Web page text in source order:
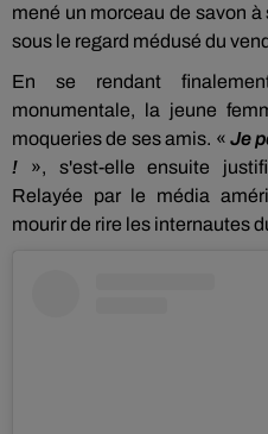
mené un morceau de savon
sous le regard médusé du
En se rendant
monumentale, la jeune
moqueries de ses amis. « Je
! », s'est-elle ensuite
Relayée par le média
mourir de rire les internautes